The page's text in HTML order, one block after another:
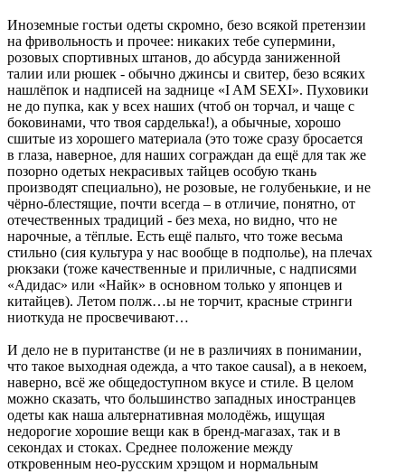
Иноземные гостьи одеты скромно, безо всякой претензии
на фривольность и прочее: никаких тебе супермини,
розовых спортивных штанов, до абсурда заниженной
талии или рюшек - обычно джинсы и свитер, безо всяких
нашлёпок и надписей на заднице «I AM SEXI». Пуховики
не до пупка, как у всех наших (чтоб он торчал, и чаще с
боковинами, что твоя сарделька!), а обычные, хорошо
сшитые из хорошего материала (это тоже сразу бросается
в глаза, наверное, для наших сограждан да ещё для так же
позорно одетых некрасивых тайцев особую ткань
производят специально), не розовые, не голубенькие, и не
чёрно-блестящие, почти всегда – в отличие, понятно, от
отечественных традиций - без меха, но видно, что не
нарочные, а тёплые. Есть ещё пальто, что тоже весьма
стильно (сия культура у нас вообще в подполье), на плечах
рюкзаки (тоже качественные и приличные, с надписями
«Адидас» или «Найк» в основном только у японцев и
китайцев). Летом полж…ы не торчит, красные стринги
ниоткуда не просвечивают…
И дело не в пуританстве (и не в различиях в понимании,
что такое выходная одежда, а что такое causal), а в некоем,
наверно, всё же общедоступном вкусе и стиле. В целом
можно сказать, что большинство западных иностранцев
одеты как наша альтернативная молодёжь, ищущая
недорогие хорошие вещи как в бренд-магазах, так и в
секондах и стоках. Среднее положение между
откровенным нео-русским хрэщом и нормальным